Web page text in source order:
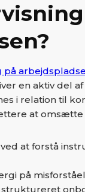
på
en aktiv del
i relation til
at omsætte
at forstå
på
struktureret